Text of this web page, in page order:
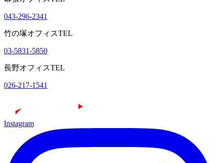
043-296-2341
竹の塚オフィスTEL
03-5831-5850
長野オフィスTEL
026-217-1541
Instagram